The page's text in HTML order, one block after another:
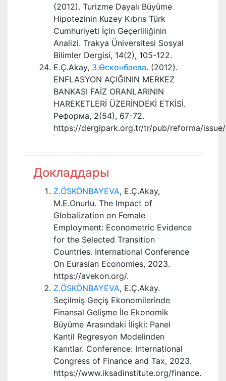
(2012). Turizme Dayalı Büyüme
Hipotezinin Kuzey Kıbrıs Türk
Cumhuriyeti İçin Geçerliliğinin
Analizi. Trakya Üniversitesi Sosyal
Bilimler Dergisi, 14(2), 105-122.
E.Ç.Akay, З.Өскөнбаева. (2012).
ENFLASYON AÇIĞININ MERKEZ
BANKASI FAİZ ORANLARININ
HAREKETLERİ ÜZERİNDEKİ ETKİSİ.
Реформа, 2(54), 67-72.
https://dergipark.org.tr/tr/pub/reforma/
Докладдары
Z.ÖSKÖNBAYEVA, E.Ç.Akay,
M.E.Onurlu. The Impact of
Globalization on Female
Employment: Econometric Evidence
for the Selected Transition
Countries. International Conference
On Eurasian Economies, 2023.
https://avekon.org/.
Z.ÖSKÖNBAYEVA, E.Ç.Akay.
Seçilmiş Geçiş Ekonomilerinde
Finansal Gelişme İle Ekonomik
Büyüme Arasındaki İlişki: Panel
Kantil Regresyon Modelinden
Kanıtlar. Conference: International
Congress of Finance and Tax, 2023.
https://www.iksadinstitute.org/finance.